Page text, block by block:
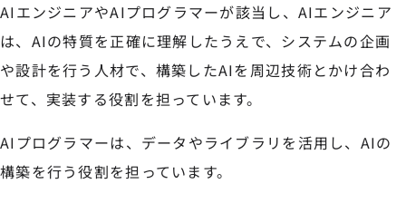
AIエンジニアやAIプログラマーが該当し、AIエンジニア
は、AIの特質を正確に理解したうえで、システムの企画
や設計を行う人材で、構築したAIを周辺技術とかけ合わ
せて、実装する役割を担っています。
AIプログラマーは、データやライブラリを活用し、AIの
構築を行う役割を担っています。